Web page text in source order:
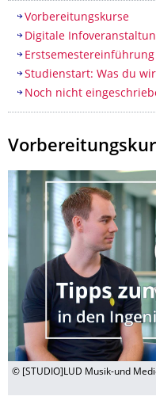
Inhaltsverzeichnis
Vorbereitungskurse
Digitale
Studienstart: Was du
Noch nicht
© [STUDIO]LUD Musik-und